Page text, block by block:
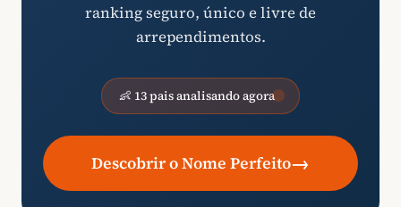
ranking seguro, único e livre de
arrependimentos.
👶 13 pais analisando agora
Descobrir o Nome Perfeito→